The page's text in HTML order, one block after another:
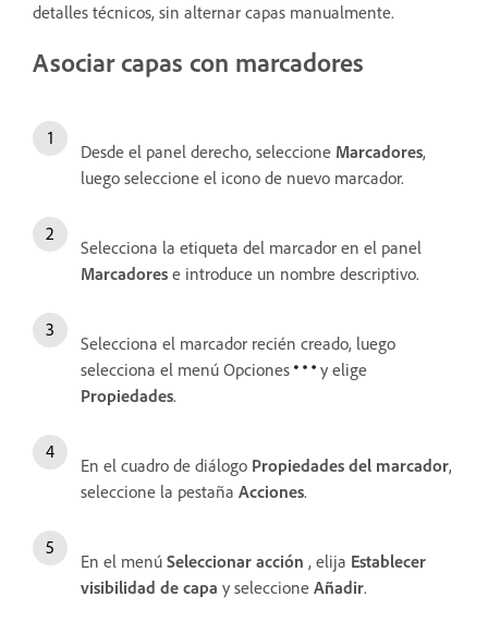
detalles técnicos, sin alternar capas manualmente.
Asociar capas con marcadores
Desde el panel derecho, seleccione Marcadores,
luego seleccione el icono de nuevo marcador.
Selecciona la etiqueta del marcador en el panel
Marcadores e introduce un nombre descriptivo.
Selecciona el marcador recién creado, luego
selecciona el menú Opciones
y elige
Propiedades.
En el cuadro de diálogo Propiedades del marcador,
seleccione la pestaña Acciones.
En el menú Seleccionar acción , elija Establecer
visibilidad de capa y seleccione Añadir.